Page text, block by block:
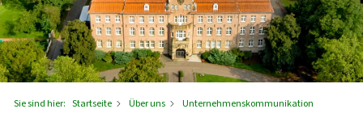
Sie sind hier: Startseite Über uns Unternehmenskommunikation